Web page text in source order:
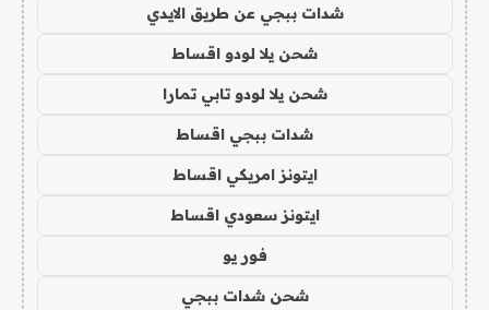
شدات ببجي عن طريق الايدي
شحن يلا لودو اقساط
شحن يلا لودو تابي تمارا
شدات ببجي اقساط
ايتونز امريكي اقساط
ايتونز سعودي اقساط
فور يو
شحن شدات ببجي